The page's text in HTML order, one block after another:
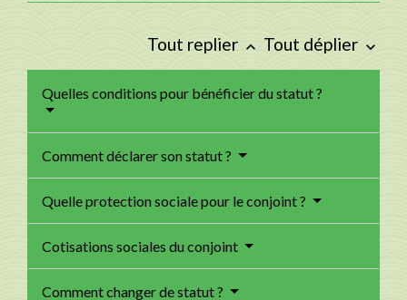
Tout replier keyboard_arrow_up Tout déplier keyboard_arrow_down
Quelles conditions pour bénéficier du statut ?
Comment déclarer son statut ?
Quelle protection sociale pour le conjoint ?
Cotisations sociales du conjoint
Comment changer de statut ?